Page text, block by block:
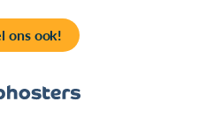
ons ook!